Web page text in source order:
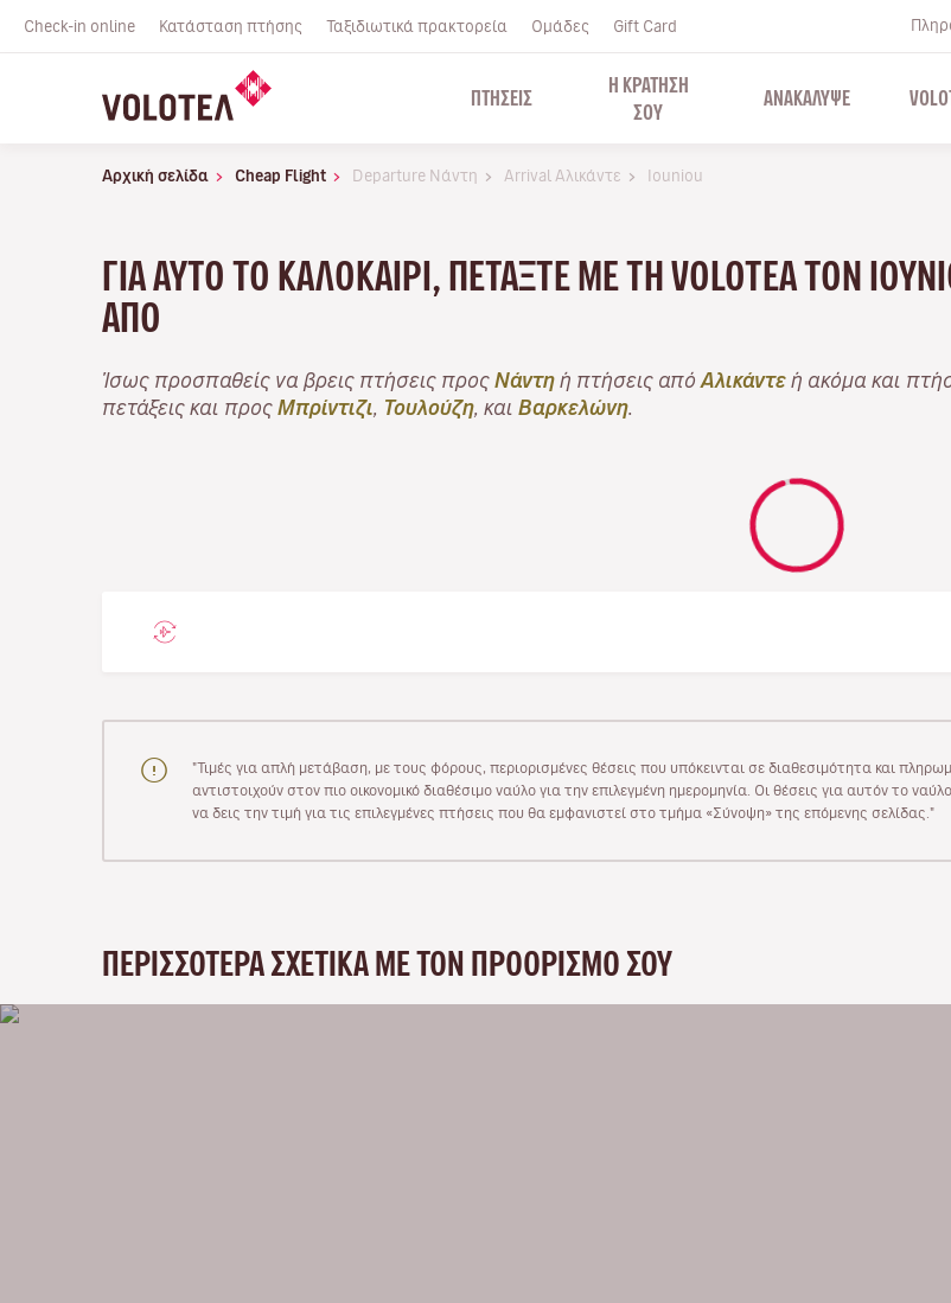
Check-in online Κατάσταση πτήσης Ταξιδιωτικά πρακτορεία Ομάδες Gift Card
ΠΤΉΣΕΙΣ
Η ΚΡΑΤΗΣΗ
ΣΟΥ
ΑΝΑΚΑΛΥΨΕ
Αρχική σελίδα Cheap Flight Departure Νάντη Arrival Αλικάντε Iouniou
ΓΙΑ ΑΥΤΌ ΤΟ ΚΑΛΟΚΑΊΡΙ, ΠΕΤΆΞΤΕ ΜΕ ΤΗ VOLOTEA ΤΟΝ
ΑΠΌ
Ίσως προσπαθείς να βρεις πτήσεις προς Νάντη ή πτήσεις από Αλικάντε ή ακόμα και
πετάξεις και προς Μπρίντιζι Τουλούζη , και Βαρκελώνη
"Τιμές για απλή μετάβαση, με τους φόρους, περιορισμένες θέσεις που υπόκεινται σε διαθεσιμότητα και
αντιστοιχούν στον πιο οικονομικό διαθέσιμο ναύλο για την επιλεγμένη ημερομηνία. Οι θέσεις για αυτόν το
να δεις την τιμή για τις επιλεγμένες πτήσεις που θα εμφανιστεί στο τμήμα «Σύνοψη» της επόμενης σελίδας."
ΠΕΡΙΣΣΌΤΕΡΑ ΣΧΕΤΙΚΆ ΜΕ ΤΟΝ ΠΡΟΟΡΙΣΜΌ ΣΟΥ